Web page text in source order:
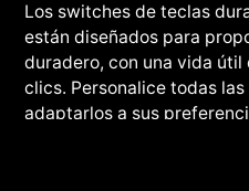
Los switches de teclas
están diseñados para
duradero, con una vida
clics. Personalice todas
adaptarlos a sus